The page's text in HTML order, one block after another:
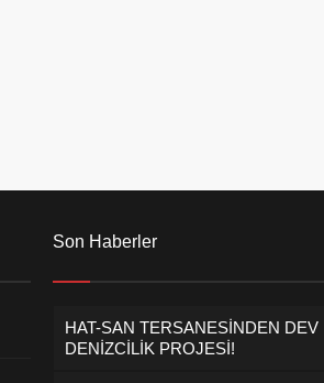
Son Haberler
HAT-SAN TERSANESİNDEN DEV
DENİZCİLİK PROJESİ!